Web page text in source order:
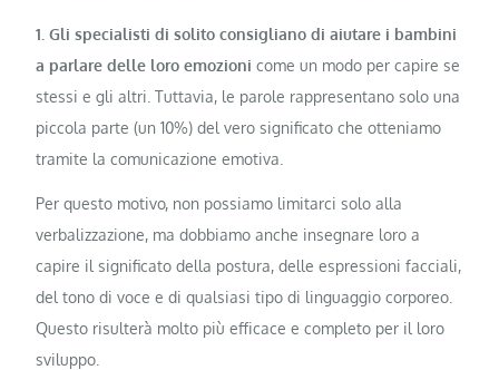
1. Gli specialisti di solito consigliano di aiutare i bambini
a parlare delle loro emozioni come un modo per capire se
stessi e gli altri. Tuttavia, le parole rappresentano solo una
piccola parte (un 10%) del vero significato che otteniamo
tramite la comunicazione emotiva.
Per questo motivo, non possiamo limitarci solo alla
verbalizzazione, ma dobbiamo anche insegnare loro a
capire il significato della postura, delle espressioni facciali,
del tono di voce e di qualsiasi tipo di linguaggio corporeo.
Questo risulterà molto più efficace e completo per il loro
sviluppo.